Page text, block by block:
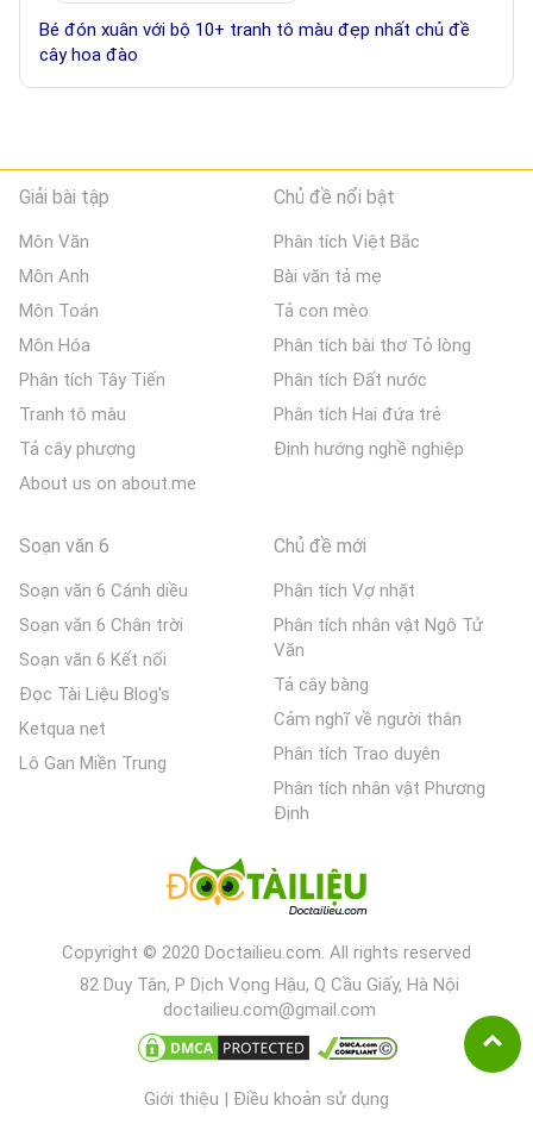
Bé đón xuân với bộ 10+ tranh tô màu đẹp nhất chủ đề
cây hoa đào
Giải bài tập
Môn Văn
Môn Anh
Môn Toán
Môn Hóa
Phân tích Tây Tiến
Tranh tô màu
Tả cây phượng
About us on about.me
Chủ đề nổi bật
Phân tích Việt Bắc
Bài văn tả mẹ
Tả con mèo
Phân tích bài thơ Tỏ lòng
Phân tích Đất nước
Phân tích Hai đứa trẻ
Định hướng nghề nghiệp
Soạn văn 6
Soạn văn 6 Cánh diều
Soạn văn 6 Chân trời
Soạn văn 6 Kết nối
Đọc Tài Liệu Blog's
Ketqua net
Lô Gan Miền Trung
Chủ đề mới
Phân tích Vợ nhặt
Phân tích nhân vật Ngô Tử
Văn
Tả cây bàng
Cảm nghĩ về người thân
Phân tích Trao duyên
Phân tích nhân vật Phương
Định
Copyright © 2020 Doctailieu.com. All rights reserved
82 Duy Tân, P Dịch Vọng Hậu, Q Cầu Giấy, Hà Nội
doctailieu.com@gmail.com
Giới thiệu Điều khoản sử dụng